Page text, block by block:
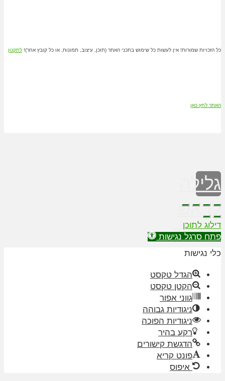
כל הזכויות שמורות! אין לעשות כל שימוש בתכני האתר (תוכן, עיצוב, תמונות, או כל קובץ אחר)! לתקנון
האתר לחץ כאן
גלילה
לראש
העמוד
דילוג לתוכן
פתח סרגל נגישות
כלי נגישות
הגדל טקסט
הקטן טקסט
גווני אפור
ניגודיות גבוהה
ניגודיות הפוכה
רקע בהיר
הדגשת קישורים
פונט קריא
איפוס